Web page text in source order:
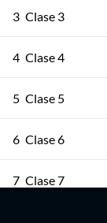
3 Clase 3
4 Clase 4
5 Clase 5
6 Clase 6
7 Clase 7